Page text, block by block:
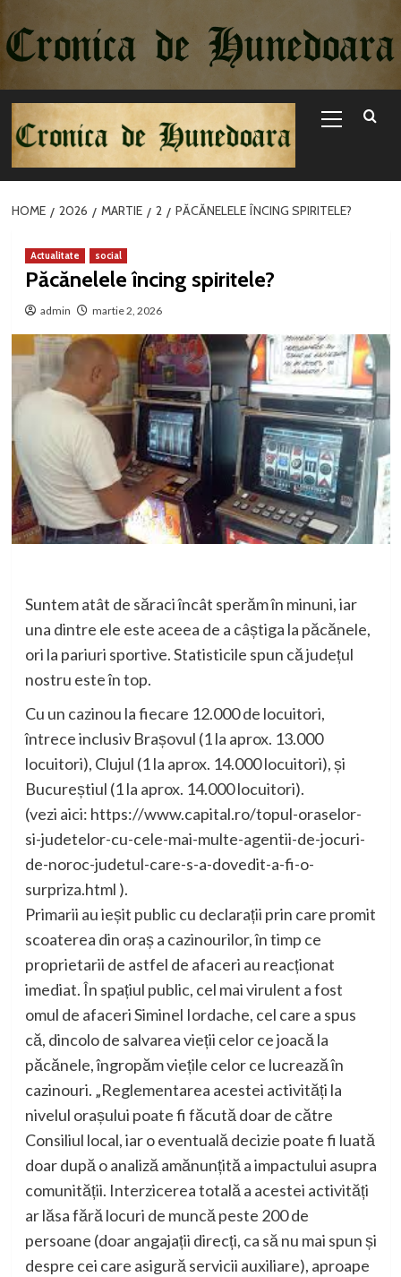
la
conținut
Menu
HOME 2026 MARTIE 2 PĂCĂNELELE ÎNCING SPIRITELE?
Actualitate social
Păcănelele încing spiritele?
admin martie 2, 2026
Suntem atât de săraci încât sperăm în minuni, iar
una dintre ele este aceea de a câștiga la păcănele,
ori la pariuri sportive. Statisticile spun că județul
nostru este în top.
Cu un cazinou la fiecare 12.000 de locuitori,
întrece inclusiv Brașovul (1 la aprox. 13.000
locuitori), Clujul (1 la aprox. 14.000 locuitori), și
Bucureștiul (1 la aprox. 14.000 locuitori).
(vezi aici: https://www.capital.ro/topul-oraselor-
si-judetelor-cu-cele-mai-multe-agentii-de-jocuri-
de-noroc-judetul-care-s-a-dovedit-a-fi-o-
surpriza.html ).
Primarii au ieșit public cu declarații prin care promit
scoaterea din oraș a cazinourilor, în timp ce
proprietarii de astfel de afaceri au reacționat
imediat. În spațiul public, cel mai virulent a fost
omul de afaceri Siminel Iordache, cel care a spus
că, dincolo de salvarea vieții celor ce joacă la
păcănele, îngropăm viețile celor ce lucrează în
cazinouri. „Reglementarea acestei activități la
nivelul orașului poate fi făcută doar de către
Consiliul local, iar o eventuală decizie poate fi luată
doar după o analiză amănunțită a impactului asupra
comunității. Interzicerea totală a acestei activități
ar lăsa fără locuri de muncă peste 200 de
persoane (doar angajații direcți, ca să nu mai spun și
despre cei care asigură servicii auxiliare), aproape